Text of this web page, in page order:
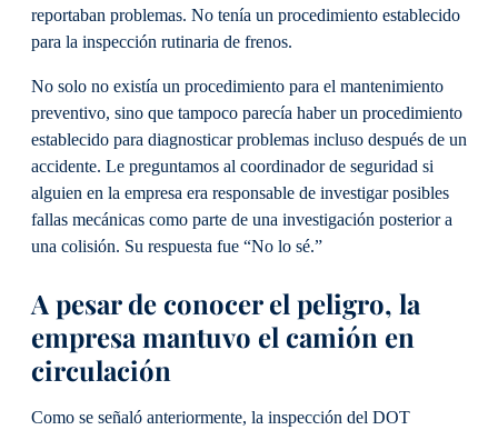
reportaban problemas. No tenía un procedimiento establecido
para la inspección rutinaria de frenos.
No solo no existía un procedimiento para el mantenimiento
preventivo, sino que tampoco parecía haber un procedimiento
establecido para diagnosticar problemas incluso después de un
accidente. Le preguntamos al coordinador de seguridad si
alguien en la empresa era responsable de investigar posibles
fallas mecánicas como parte de una investigación posterior a
una colisión. Su respuesta fue “No lo sé.”
A pesar de conocer el peligro, la
empresa mantuvo el camión en
circulación
Como se señaló anteriormente, la inspección del DOT